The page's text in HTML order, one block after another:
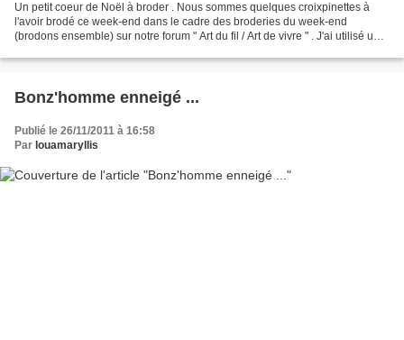
Un petit coeur de Noël à broder . Nous sommes quelques croixpinettes à
l'avoir brodé ce week-end dans le cadre des broderies du week-end
(brodons ensemble) sur notre forum " Art du fil / Art de vivre " . J'ai utilisé une
Bonz'homme enneigé ...
Publié le 26/11/2011 à 16:58
Par louamaryllis